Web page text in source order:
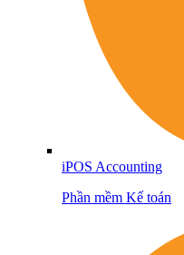
iPOS Accounting
Phần mềm Kế toán